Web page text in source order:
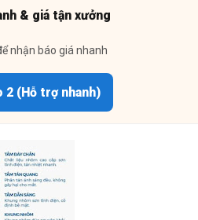
& giá tận xưởng
nhận báo giá nhanh
2 (Hỗ trợ nhanh)